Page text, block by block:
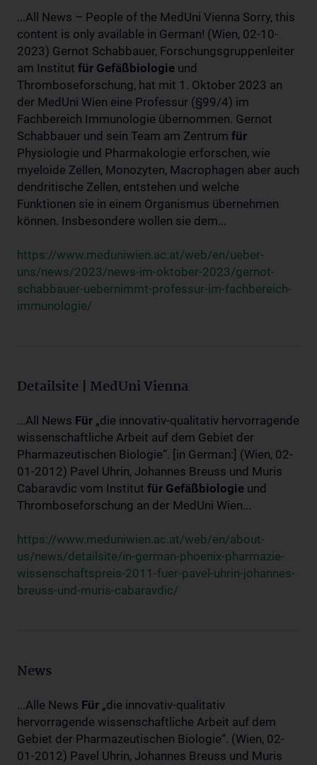
...All News – People of the MedUni Vienna Sorry, this
content is only available in German! (Wien, 02-10-
2023) Gernot Schabbauer, Forschungsgruppenleiter
am Institut für Gefäßbiologie und
Thromboseforschung, hat mit 1. Oktober 2023 an
der MedUni Wien eine Professur (§99/4) im
Fachbereich Immunologie übernommen. Gernot
Schabbauer und sein Team am Zentrum für
Physiologie und Pharmakologie erforschen, wie
myeloide Zellen, Monozyten, Macrophagen aber auch
dendritische Zellen, entstehen und welche
Funktionen sie in einem Organismus übernehmen
können. Insbesondere wollen sie dem...
https://www.meduniwien.ac.at/web/en/ueber-
uns/news/2023/news-im-oktober-2023/gernot-
schabbauer-uebernimmt-professur-im-fachbereich-
immunologie/
Detailsite | MedUni Vienna
...All News Für „die innovativ-qualitativ hervorragende
wissenschaftliche Arbeit auf dem Gebiet der
Pharmazeutischen Biologie“. [in German:] (Wien, 02-
01-2012) Pavel Uhrin, Johannes Breuss und Muris
Cabaravdic vom Institut für Gefäßbiologie und
Thromboseforschung an der MedUni Wien...
https://www.meduniwien.ac.at/web/en/about-
us/news/detailsite/in-german-phoenix-pharmazie-
wissenschaftspreis-2011-fuer-pavel-uhrin-johannes-
breuss-und-muris-cabaravdic/
News
...Alle News Für „die innovativ-qualitativ
hervorragende wissenschaftliche Arbeit auf dem
Gebiet der Pharmazeutischen Biologie“. (Wien, 02-
01-2012) Pavel Uhrin, Johannes Breuss und Muris